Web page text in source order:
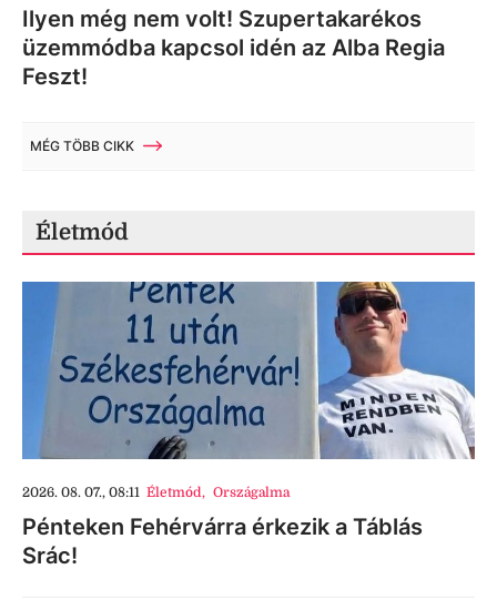
Ilyen még nem volt! Szupertakarékos
üzemmódba kapcsol idén az Alba Regia
Feszt!
MÉG TÖBB CIKK
Életmód
2026. 08. 07., 08:11 Életmód, Országalma
Pénteken Fehérvárra érkezik a Táblás
Srác!